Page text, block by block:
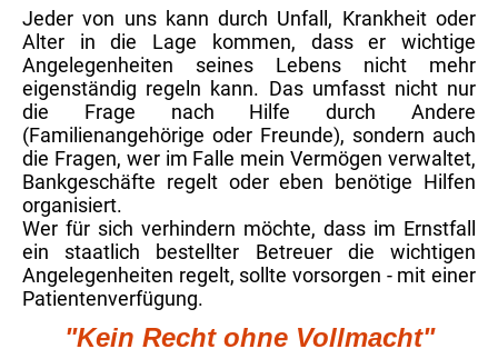
Jeder von uns kann durch Unfall, Krankheit oder
Alter in die Lage kommen, dass er wichtige
Angelegenheiten seines Lebens nicht mehr
eigenständig regeln kann. Das umfasst nicht nur
die Frage nach Hilfe durch Andere
(Familienangehörige oder Freunde), sondern auch
die Fragen, wer im Falle mein Vermögen verwaltet,
Bankgeschäfte regelt oder eben benötige Hilfen
organisiert.
Wer für sich verhindern möchte, dass im Ernstfall
ein staatlich bestellter Betreuer die wichtigen
Angelegenheiten regelt, sollte vorsorgen - mit einer
Patientenverfügung.
"Kein Recht ohne Voll­macht"